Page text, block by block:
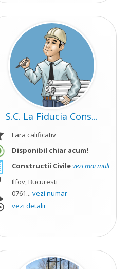
S.C. La Fiducia Cons...
Fara calificativ
Disponibil chiar acum!
Constructii Civilevezi mai mult
Ilfov, Bucuresti
0761...vezi numar
vezi detalii